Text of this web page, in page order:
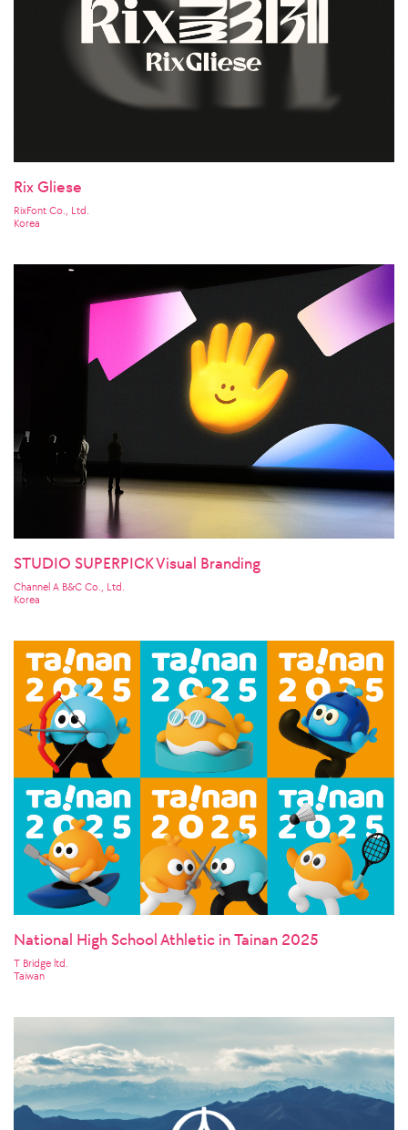
Rix Gliese
RixFont Co., Ltd.
Korea
STUDIO SUPERPICK Visual Branding
Channel A B&C Co., Ltd.
Korea
National High School Athletic in Tainan 2025
T Bridge ltd.
Taiwan